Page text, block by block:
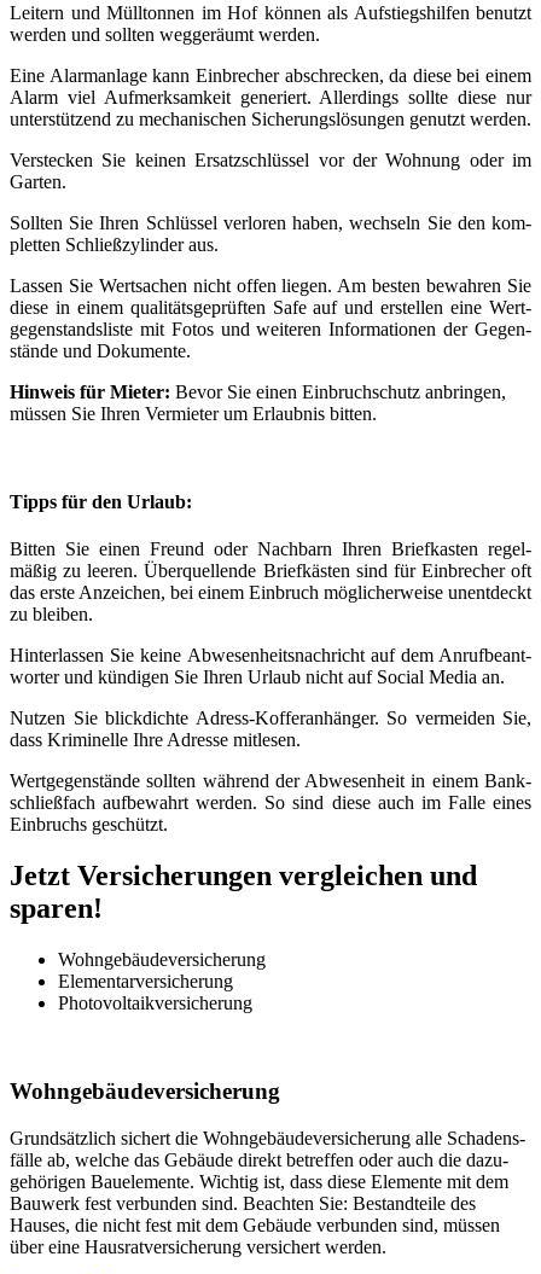
Leitern und Müll­tonnen im Hof können als Auf­stiegs­hilfen benutzt
werden und sollten weg­geräumt werden.
Eine Alarm­anlage kann Einbrecher ab­schrecken, da diese bei einem
Alarm viel Auf­merk­sam­keit ge­neriert. Allerdings sollte diese nur
unter­stützend zu mechanischen Sicher­ungs­lösungen genutzt werden.
Verstecken Sie keinen Ersatz­schlüssel vor der Wohnung oder im
Garten.
Sollten Sie Ihren Schlüssel ver­loren haben, wechseln Sie den kom­
pletten Schließ­zylinder aus.
Lassen Sie Wert­sachen nicht offen liegen. Am besten be­wahren Sie
diese in einem qualitäts­geprüften Safe auf und er­stellen eine Wert­
gegen­stands­liste mit Fotos und weiteren Infor­mationen der Gegen­
stände und Dokumente.
Hinweis für Mieter: Bevor Sie einen Einbruch­schutz an­bringen,
müssen Sie Ihren Vermieter um Erlaubnis bitten.
Tipps für den Urlaub:
Bitten Sie einen Freund oder Nach­barn Ihren Brief­kasten regel­
mäßig zu leeren. Über­quellende Brief­kästen sind für Ein­brecher oft
das erste An­zeichen, bei einem Ein­bruch möglicher­weise un­ent­deckt
zu bleiben.
Hinter­lassen Sie keine Ab­wesen­heits­nach­richt auf dem An­ruf­be­ant­
worter und kündigen Sie Ihren Urlaub nicht auf Social Media an.
Nutzen Sie blick­dichte Adress-Koffer­an­hänger. So ver­meiden Sie,
dass Kriminelle Ihre Adresse mit­lesen.
Wert­gegen­stände sollten während der Ab­wesen­heit in einem Bank­
schließ­fach auf­be­wahrt werden. So sind diese auch im Falle eines
Ein­bruchs geschützt.
Jetzt Versicherungen vergleichen und
sparen!
Wohngebäude­versicherung
Elementar­versicherung
Photovoltaik­versicherung
Wohngebäude­versicherung
Grundsätzlich sichert die Wohn­gebäude­versicherung alle Schadens­
fälle ab, welche das Gebäude direkt betreffen oder auch die dazu­
gehörigen Bau­elemente. Wichtig ist, dass diese Elemente mit dem
Bau­werk fest verbunden sind. Beachten Sie: Bestand­teile des
Hauses, die nicht fest mit dem Gebäude verbunden sind, müssen
über eine Haus­rat­versicherung versichert werden.